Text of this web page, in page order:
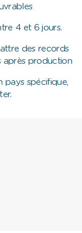
4 et 6 jours.
des records
après production
pays spécifique,